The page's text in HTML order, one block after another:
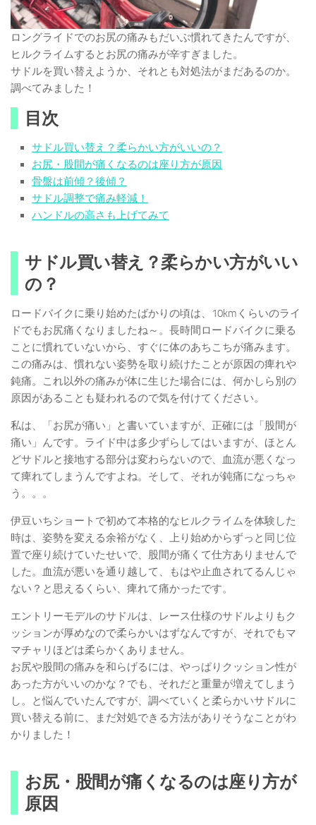
ロングライドでのお尻の痛みもだいぶ慣れてきたんですが、
ヒルクライムするとお尻の痛みが辛すぎました。
サドルを買い替えようか、それとも対処法がまだあるのか。
調べてみました！
目次
サドル買い替え？柔らかい方がいいの？
お尻・股間が痛くなるのは座り方が原因
骨盤は前傾？後傾？
サドル調整で痛み軽減！
ハンドルの高さも上げてみて
サドル買い替え？柔らかい方がいい
の？
ロードバイクに乗り始めたばかりの頃は、10kmくらいのライ
ドでもお尻痛くなりましたね～。長時間ロードバイクに乗る
ことに慣れていないから、すぐに体のあちこちが痛みます。
この痛みは、慣れない姿勢を取り続けたことが原因の痺れや
鈍痛。これ以外の痛みが体に生じた場合には、何かしら別の
原因があることも疑われるので気を付けてください。
私は、「お尻が痛い」と書いていますが、正確には「股間が
痛い」んです。ライド中は多少ずらしてはいますが、ほとん
どサドルと接地する部分は変わらないので、血流が悪くなっ
て痺れてしまうんですよね。そして、それが鈍痛になっちゃ
う。。。
伊豆いちショートで初めて本格的なヒルクライムを体験した
時は、姿勢を変える余裕がなく、上り始めからずっと同じ位
置で座り続けていたせいで、股間が痛くて仕方ありませんで
した。血流が悪いを通り越して、もはや止血されてるんじゃ
ない？と思えるくらい、痺れて痛かったです。
エントリーモデルのサドルは、レース仕様のサドルよりもク
ッションが厚めなので柔らかいはずなんですが、それでもマ
マチャリほどは柔らかくありません。
お尻や股間の痛みを和らげるには、やっぱりクッション性が
あった方がいいのかな？でも、それだと重量が増えてしまう
し。と悩んでいたんですが、調べていくと柔らかいサドルに
買い替える前に、まだ対処できる方法がありそうなことがわ
かりました！
お尻・股間が痛くなるのは座り方が
原因